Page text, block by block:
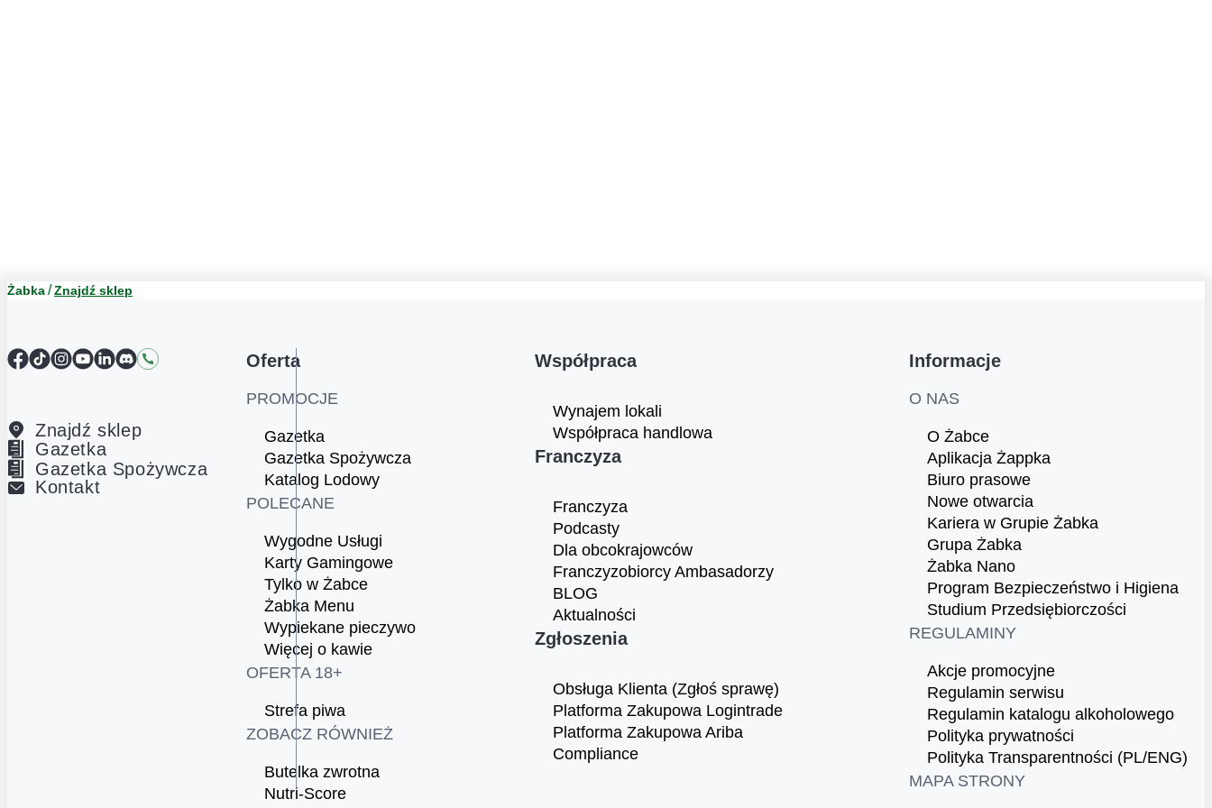
Żabka Znajdź sklep
Facebook
TikTokInstagram
YouTube
LinkedIn
DiscordKontakt
Znajdź sklep
Gazetka
Gazetka Spożywcza
Kontakt
Oferta
PROMOCJE
Gazetka
Gazetka Spożywcza
Katalog Lodowy
POLECANE
Wygodne Usługi
Karty Gamingowe
Tylko w Żabce
Żabka Menu
Wypiekane pieczywo
Więcej o kawie
OFERTA 18+
Strefa piwa
ZOBACZ RÓWNIEŻ
Butelka zwrotna
Nutri-Score
Współpraca
Wynajem lokali
Współpraca handlowa
Franczyza
Franczyza
Podcasty
Dla obcokrajowców
Franczyzobiorcy Ambasadorzy
BLOG
Aktualności
Zgłoszenia
Obsługa Klienta (Zgłoś sprawę)
Platforma Zakupowa Logintrade
Platforma Zakupowa Ariba
Compliance
Informacje
O NAS
O Żabce
Aplikacja Żappka
Biuro prasowe
Nowe otwarcia
Kariera w Grupie Żabka
Grupa Żabka
Żabka Nano
Program Bezpieczeństwo i Higiena
Studium Przedsiębiorczości
REGULAMINY
Akcje promocyjne
Regulamin serwisu
Regulamin katalogu alkoholowego
Polityka prywatności
Polityka Transparentności (PL/ENG)
MAPA STRONY